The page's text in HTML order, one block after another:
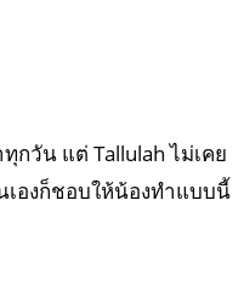
กวัน แต่ Tallulah ไม่เคย
องก็ชอบให้น้องทำแบบนี้